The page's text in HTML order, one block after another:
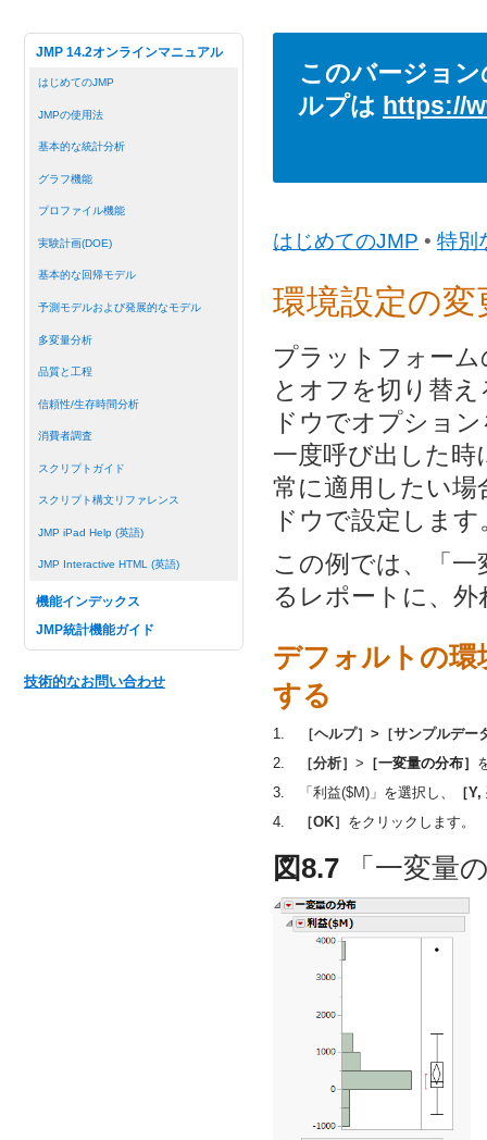
JMP 14.2オンラインマニュアル
はじめてのJMP
JMPの使用法
基本的な統計分析
グラフ機能
プロファイル機能
実験計画(DOE)
基本的な回帰モデル
予測モデルおよび発展的なモデル
多変量分析
品質と工程
信頼性/生存時間分析
消費者調査
スクリプトガイド
スクリプト構文リファレンス
JMP iPad Help (英語)
JMP Interactive HTML (英語)
機能インデックス
JMP統計機能ガイド
技術的なお問い合わせ
このバージョ
ルプは https://
はじめてのJMP • 特別
環境設定の変
プラットフォー
とオフを切り替
ドウでオプショ
一度呼び出した
常に適用したい
ドウで設定します
この例では、「
るレポートに、
デフォルトの環
する
1.
［ヘルプ］>［サンプルデー
2.
［分析］ > ［一変量の分布］
3.
「利益($M)」 を選択し、
［
4.
［OK］ をクリックします。
図8.7 「一変量